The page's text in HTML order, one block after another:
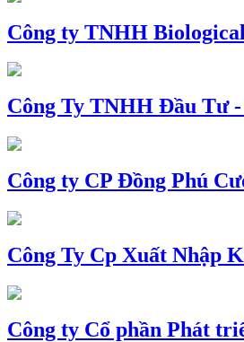
Công ty TNHH
Công Ty TNHH Đầu Tư
Công ty CP Đồng Phú
Công Ty Cp Xuất Nhập
Công ty Cổ phần Phát